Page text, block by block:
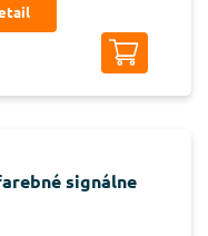
signálne